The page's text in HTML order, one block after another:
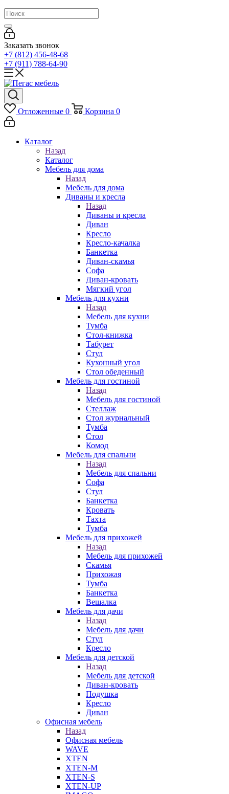
Заказать звонок
+7 (812) 456-48-68
+7 (911) 788-64-90
Отложенные 0 Корзина 0
Каталог
Назад
Каталог
Мебель для дома
Назад
Мебель для дома
Диваны и кресла
Назад
Диваны и кресла
Диван
Кресло
Кресло-качалка
Банкетка
Диван-скамья
Софа
Диван-кровать
Мягкий угол
Мебель для кухни
Назад
Мебель для кухни
Тумба
Стол-книжка
Табурет
Стул
Кухонный угол
Стол обеденный
Мебель для гостиной
Назад
Мебель для гостиной
Стеллаж
Стол журнальный
Тумба
Стол
Комод
Мебель для спальни
Назад
Мебель для спальни
Софа
Стул
Банкетка
Кровать
Тахта
Тумба
Мебель для прихожей
Назад
Мебель для прихожей
Скамья
Прихожая
Тумба
Банкетка
Вешалка
Мебель для дачи
Назад
Мебель для дачи
Стул
Кресло
Мебель для детской
Назад
Мебель для детской
Диван-кровать
Подушка
Кресло
Диван
Офисная мебель
Назад
Офисная мебель
WAVE
XTEN
XTEN-M
XTEN-S
XTEN-UP